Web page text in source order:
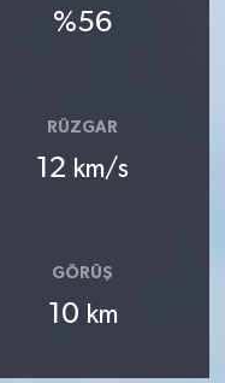
%56
RÜZGAR
12 km/s
GÖRÜŞ
10 km